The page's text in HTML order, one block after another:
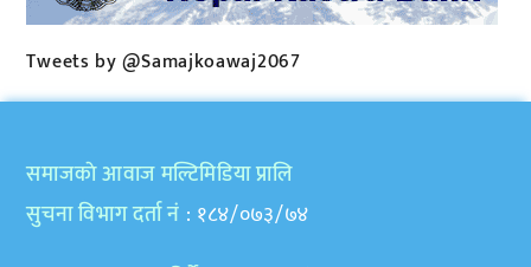
Tweets by @Samajkoawaj2067
समाजकाे आवाज मल्टिमिडिया प्रालि
सुचना विभाग दर्ता नं : १८४/०७३/७४